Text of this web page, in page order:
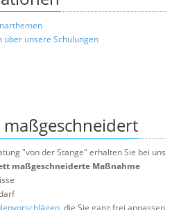
unsere Schulungen
"von der Stange" erhalten Sie bei uns
maßgeschneiderte Maßnahme